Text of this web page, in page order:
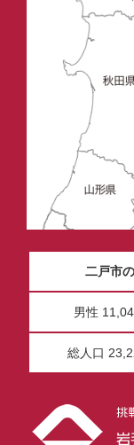
二戸市
男性
総人口